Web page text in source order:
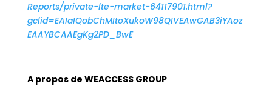
Reports/private-lte-market-64117901.html?
gclid=EAIaIQobChMItoXukoW98QIVEAwGAB3iYAoz
EAAYBCAAEgKg2PD_BwE
A propos de WEACCESS GROUP